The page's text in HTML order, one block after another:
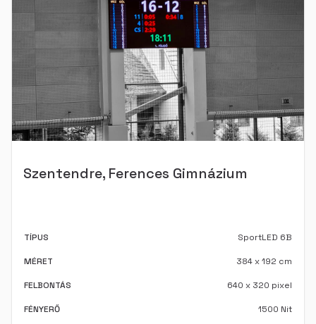
Szentendre, Ferences Gimnázium
TÍPUS SportLED 6B
MÉRET 384 x 192 cm
FELBONTÁS 640 x 320 pixel
FÉNYERŐ 1500 Nit